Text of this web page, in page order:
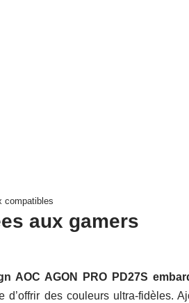
compatibles
aux gamers
AOC AGON PRO PD27S
d’offrir des couleurs ultra-fidèles.